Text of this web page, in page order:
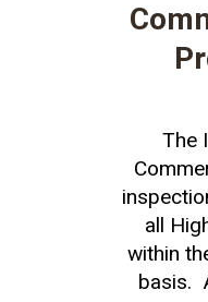
The
all
within
basis.